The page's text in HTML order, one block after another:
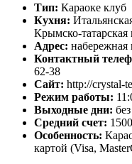
Тип: Караоке клуб
Кухня:
Крымско-
Адрес:
Контактный
62-38
Сайт: http://crystal-
Режим работы:
Выходные дни:
Средний счет:
Особенность:
картой (Visa,